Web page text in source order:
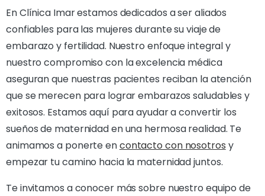
En Clínica Imar estamos dedicados a ser aliados
confiables para las mujeres durante su viaje de
embarazo y fertilidad. Nuestro enfoque integral y
nuestro compromiso con la excelencia médica
aseguran que nuestras pacientes reciban la atención
que se merecen para lograr embarazos saludables y
exitosos. Estamos aquí para ayudar a convertir los
sueños de maternidad en una hermosa realidad. Te
animamos a ponerte encontacto con nosotros y
empezar tu camino hacia la maternidad juntos.
Te invitamos a conocer más sobre nuestro equipo de